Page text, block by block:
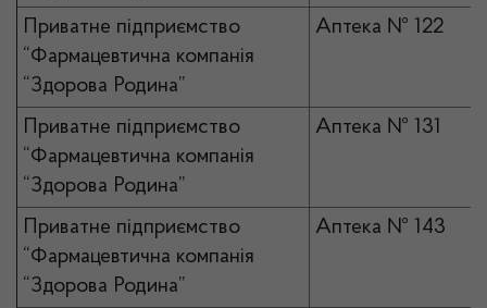
Приватне підприємство
“Фармацевтична компанія
“Здорова Родина”
Аптека № 122
Приватне підприємство
“Фармацевтична компанія
“Здорова Родина”
Аптека № 131
Приватне підприємство
“Фармацевтична компанія
“Здорова Родина”
Аптека № 143